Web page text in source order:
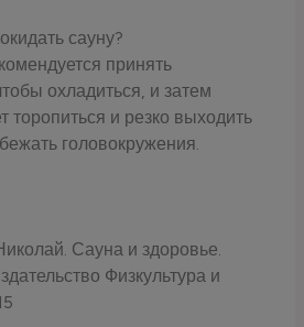
сауну?
принять
охладиться, и затем
торопиться и резко выходить
головокружения.
Сауна и здоровье.
Физкультура и